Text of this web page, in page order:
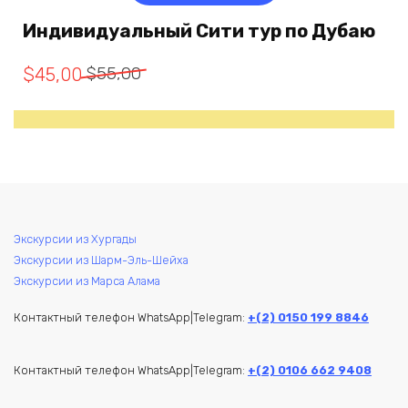
Индивидуальный Сити тур по Дубаю
$55,00
Первоначальная
цена
составляла
$45,00
Текущая
цена:
$45,00.
Экскурсии из Хургады
Экскурсии из Шарм-Эль-Шейха
Экскурсии из Марса Алама
Контактный телефон WhatsApp|Telegram: +(2) 0150 199 8846
Контактный телефон WhatsApp|Telegram: +(2) 0106 662 9408